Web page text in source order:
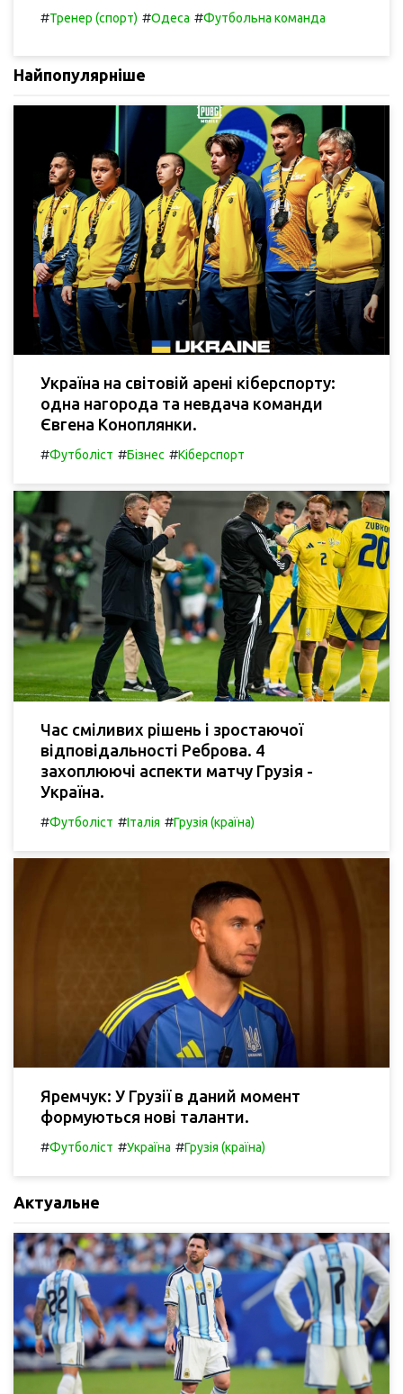
#Тренер (спорт) #Одеса #Футбольна команда
Найпопулярніше
Україна на світовій арені кіберспорту:
одна нагорода та невдача команди
Євгена Коноплянки.
#Футболіст #Бізнес #Кіберспорт
Час сміливих рішень і зростаючої
відповідальності Реброва. 4
захоплюючі аспекти матчу Грузія -
Україна.
#Футболіст #Італія #Грузія (країна)
Яремчук: У Грузії в даний момент
формуються нові таланти.
#Футболіст #Україна #Грузія (країна)
Актуальне